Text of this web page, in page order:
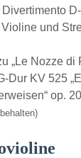
und
„Le Nozze di
Dur KV 525
op. 20